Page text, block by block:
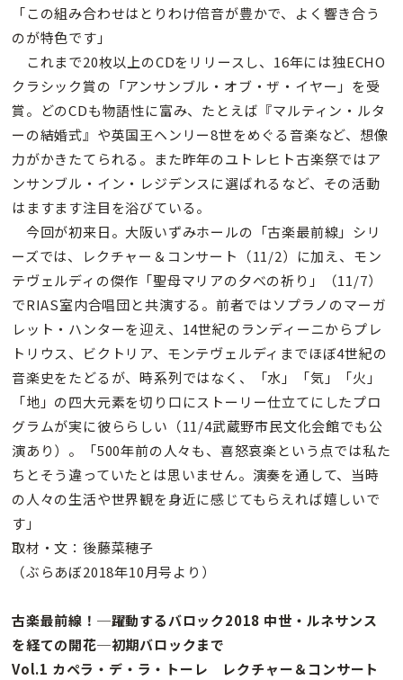
「この組み合わせはとりわけ倍音が豊かで、よく響き合う
のが特色です」
これまで20枚以上のCDをリリースし、16年には独ECHO
クラシック賞の「アンサンブル・オブ・ザ・イヤー」を受
賞。どのCDも物語性に富み、たとえば『マルティン・ルタ
ーの結婚式』や英国王ヘンリー8世をめぐる音楽など、想像
力がかきたてられる。また昨年のユトレヒト古楽祭ではア
ンサンブル・イン・レジデンスに選ばれるなど、その活動
はますます注目を浴びている。
今回が初来日。大阪いずみホールの「古楽最前線」シリ
ーズでは、レクチャー＆コンサート（11/2）に加え、モン
テヴェルディの傑作「聖母マリアの夕べの祈り」（11/7）
でRIAS室内合唱団と共演する。前者ではソプラノのマーガ
レット・ハンターを迎え、14世紀のランディーニからプレ
トリウス、ビクトリア、モンテヴェルディまでほぼ4世紀の
音楽史をたどるが、時系列ではなく、「水」「気」「火」
「地」の四大元素を切り口にストーリー仕立てにしたプロ
グラムが実に彼ららしい（11/4武蔵野市民文化会館でも公
演あり）。「500年前の人々も、喜怒哀楽という点では私た
ちとそう違っていたとは思いません。演奏を通して、当時
の人々の生活や世界観を身近に感じてもらえれば嬉しいで
す」
取材・文：後藤菜穂子
（ぶらあぼ2018年10月号より）
古楽最前線！─躍動するバロック2018 中世・ルネサンス
を経ての開花─初期バロックまで
Vol.1 カペラ・デ・ラ・トーレ レクチャー＆コンサート